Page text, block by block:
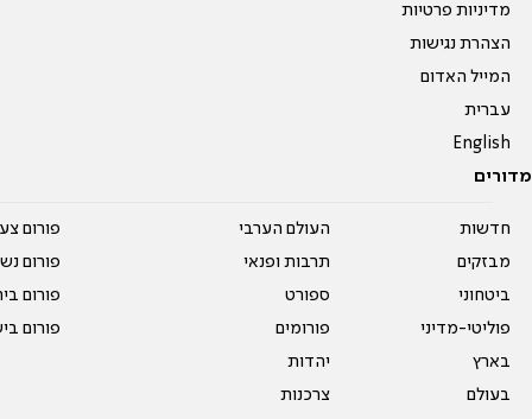
מדיניות פרטיות
הצהרת נגישות
המייל האדום
עברית
English
מדורים
חדשות
מבזקים
ביטחוני
פוליטי-מדיני
בארץ
בעולם
העולם הערבי
תרבות ופנאי
ספורט
פורומים
יהדות
צרכנות
פורום
פורום
פורום
פורום